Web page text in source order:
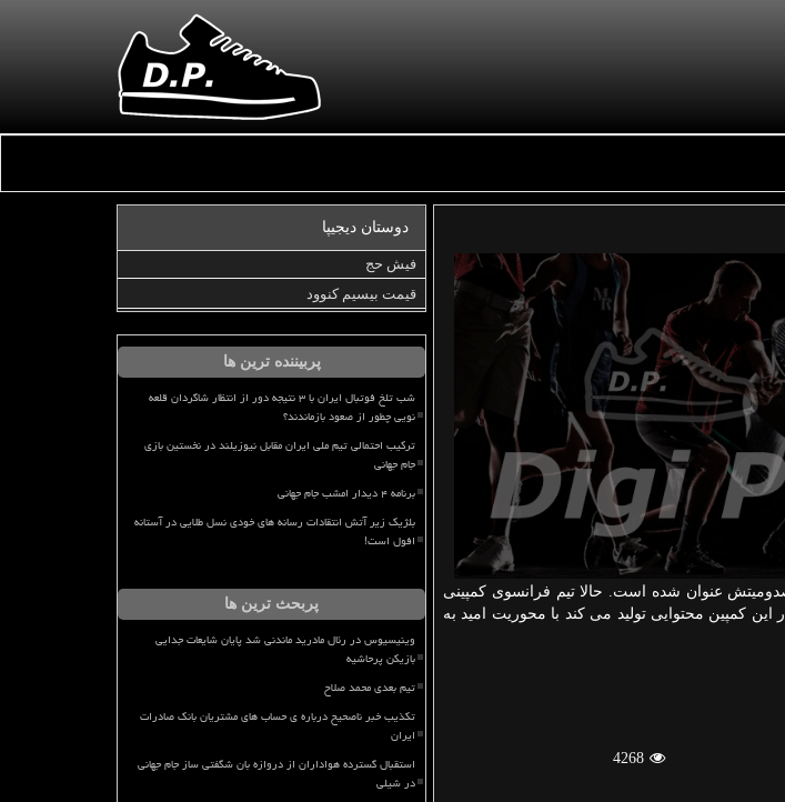
عنوان شده است. حالا تیم فرانسوی كمپینی
این كمپین محتوایی تولید می كند با محوریت امید به
4268
دوستان دیجیپا
فیش حج
قیمت بیسیم کنوود
پربیننده ترین ها
شب تلخ فوتبال ایران با ۳ نتیجه دور از انتظار شاگردان قلعه
نویی چطور از صعود بازماندند؟
ترکیب احتمالی تیم ملی ایران مقابل نیوزیلند در نخستین بازی
جام جهانی
برنامه ۴ دیدار امشب جام جهانی
بلژیک زیر آتش انتقادات رسانه های خودی نسل طلایی در آستانه
افول است!
پربحث ترین ها
وینیسیوس در رئال مادرید ماندنی شد پایان شایعات جدایی
بازیکن پرحاشیه
تیم بعدی محمد صلاح
تکذیب خبر ناصحیح درباره ی حساب های مشتریان بانک صادرات
ایران
استقبال گسترده هواداران از دروازه بان شگفتی ساز جام جهانی
در شیلی